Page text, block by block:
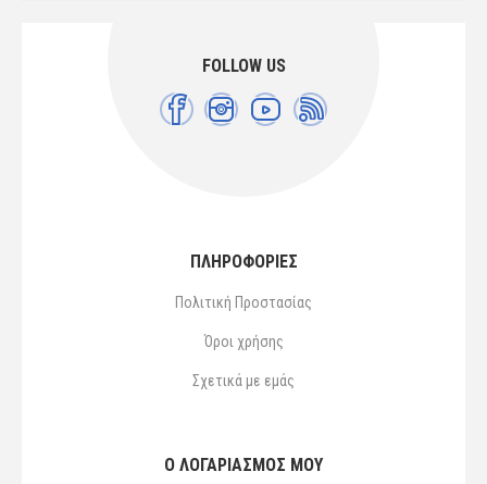
FOLLOW US
ΠΛΗΡΟΦΟΡΙΕΣ
Πολιτική Προστασίας
Όροι χρήσης
Σχετικά με εμάς
Ο ΛΟΓΑΡΙΑΣΜΌΣ ΜΟΥ